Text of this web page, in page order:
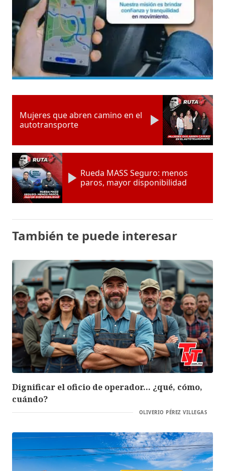
Mujeres que abren camino en el
autotransporte
Rueda MASS Seguro: menos
paros, mayor disponibilidad
También te puede interesar
Dignificar el oficio de operador… ¿qué, cómo,
cuándo?
OLIVERIO PÉREZ VILLEGAS